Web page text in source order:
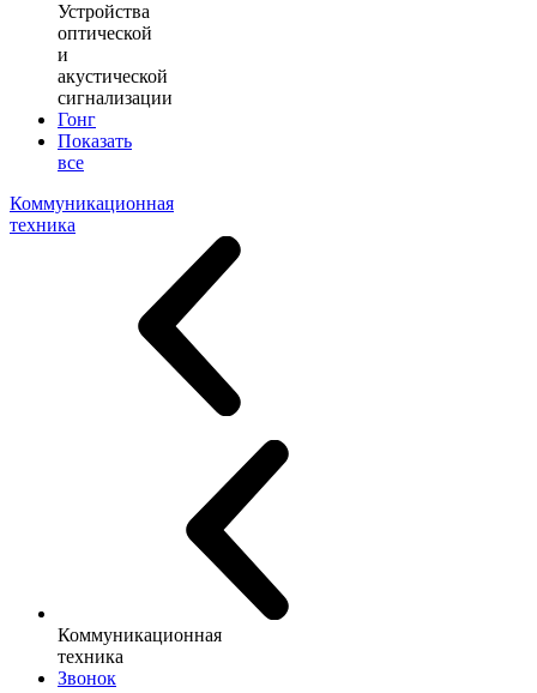
Устройства
оптической
и
акустической
сигнализации
Гонг
Показать
все
Коммуникационная
техника
Коммуникационная
техника
Звонок